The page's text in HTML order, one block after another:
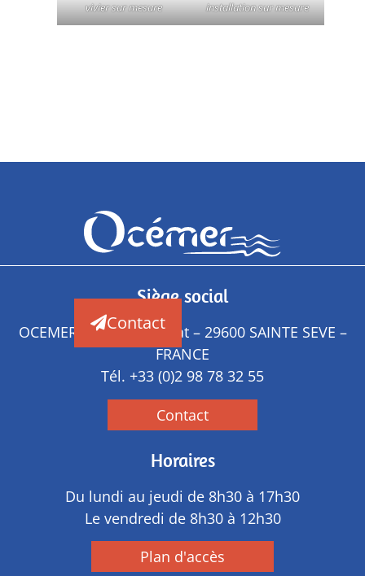
Contact
vivier sur mesure installation sur mesure
Siège social
OCEMER – ZA de Penprat – 29600 SAINTE SEVE –
FRANCE
Tél. +33 (0)2 98 78 32 55
Contact
Horaires
Du lundi au jeudi de 8h30 à 17h30
Le vendredi de 8h30 à 12h30
Plan d'accès